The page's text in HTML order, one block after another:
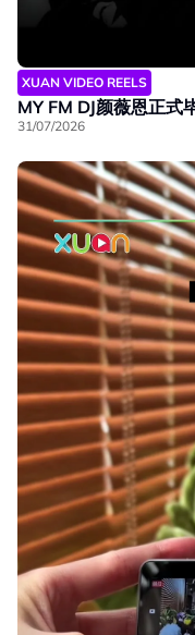
XUAN VIDEO REELS
MY FM DJ颜薇恩正式
31/07/2026